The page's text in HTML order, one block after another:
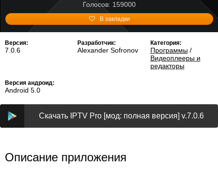
Голосов: 159000
В закладки
Версия:
7.0.6
Разработчик:
Alexander Sofronov
Категория:
Программы/
Видеоплееры и
редакторы
Версия андроид:
Android 5.0
Скачать IPTV Pro [мод: полная версия] v.7.0.6
Описание приложения